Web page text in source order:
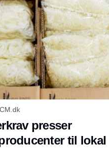
presser
til lokal